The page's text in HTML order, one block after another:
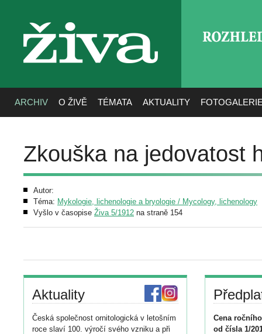
živa
ARCHIV O ŽIVĚ TÉMATA AKTUALITY
Zkouška na jedovatost
Autor:
Téma: Mykologie, lichenologie a bryologie / Mycology, lichenology
Vyšlo v časopise Živa 5/1912 na straně 154
Aktuality
Česká společnost ornitologická v letošním
roce slaví 100. výročí svého vzniku a při
Cena
od čísla 1/